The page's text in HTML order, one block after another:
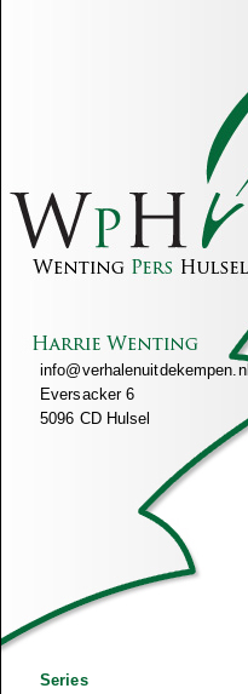
info@verhalenuitdekempen.nl
Eversacker 6
5096 CD Hulsel
Series